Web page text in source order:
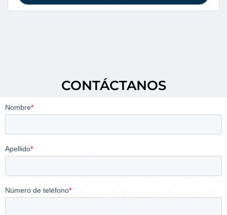
CONTÁCTANOS